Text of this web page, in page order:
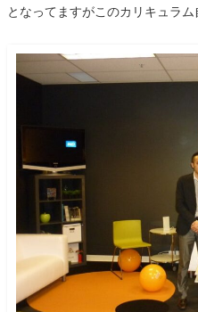
となってますがこのカリキュラム